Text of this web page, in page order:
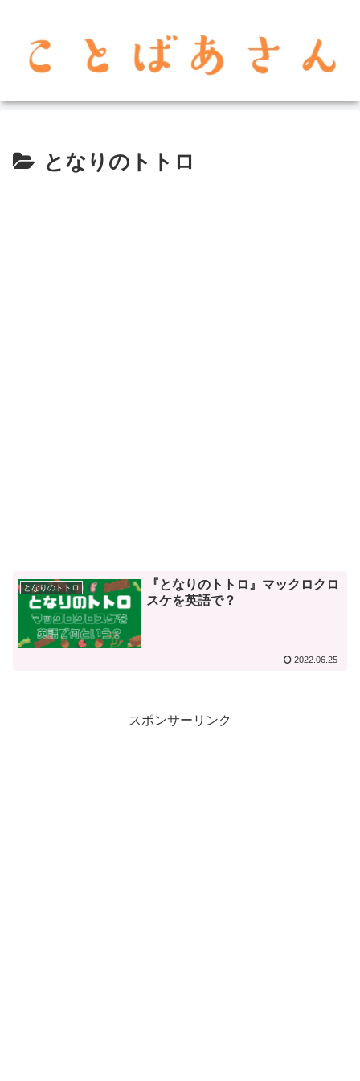
となりのトトロ
となりのトトロ
『となりのトトロ』マックロクロ
スケを英語で？
2022.06.25
スポンサーリンク